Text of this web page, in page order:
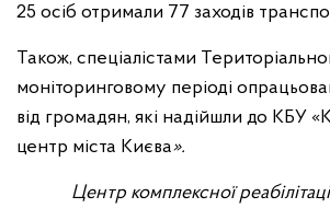
25 осіб отримали 77 заходів
Також, спеціалістами
моніторинговому періоді
від громадян, які надійшли до КБУ
центр міста Києва».
Центр комплексної